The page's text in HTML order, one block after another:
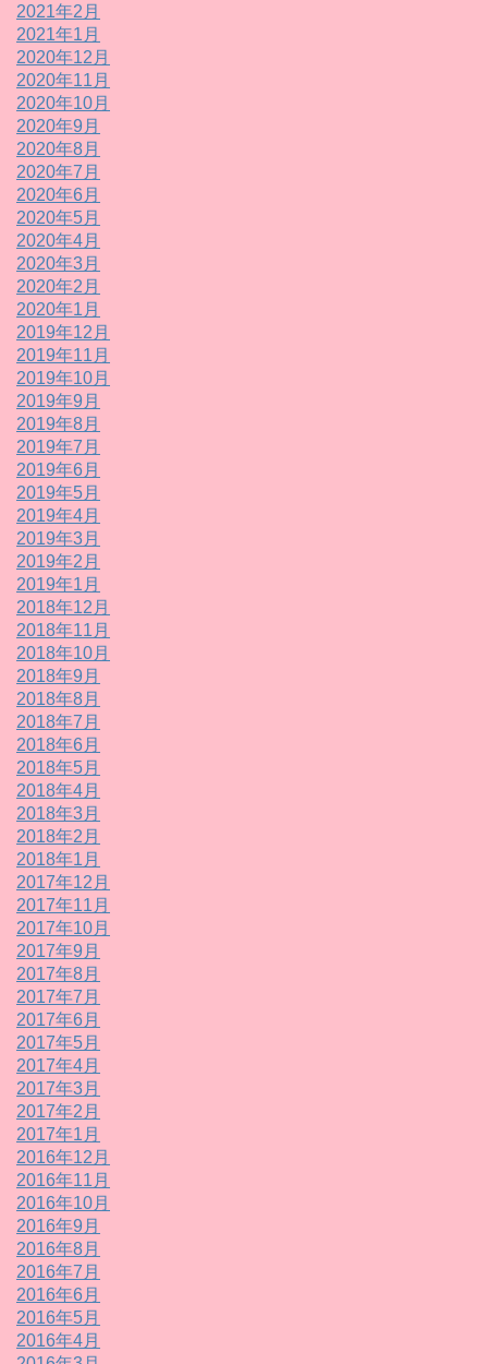
2021年2月
2021年1月
2020年12月
2020年11月
2020年10月
2020年9月
2020年8月
2020年7月
2020年6月
2020年5月
2020年4月
2020年3月
2020年2月
2020年1月
2019年12月
2019年11月
2019年10月
2019年9月
2019年8月
2019年7月
2019年6月
2019年5月
2019年4月
2019年3月
2019年2月
2019年1月
2018年12月
2018年11月
2018年10月
2018年9月
2018年8月
2018年7月
2018年6月
2018年5月
2018年4月
2018年3月
2018年2月
2018年1月
2017年12月
2017年11月
2017年10月
2017年9月
2017年8月
2017年7月
2017年6月
2017年5月
2017年4月
2017年3月
2017年2月
2017年1月
2016年12月
2016年11月
2016年10月
2016年9月
2016年8月
2016年7月
2016年6月
2016年5月
2016年4月